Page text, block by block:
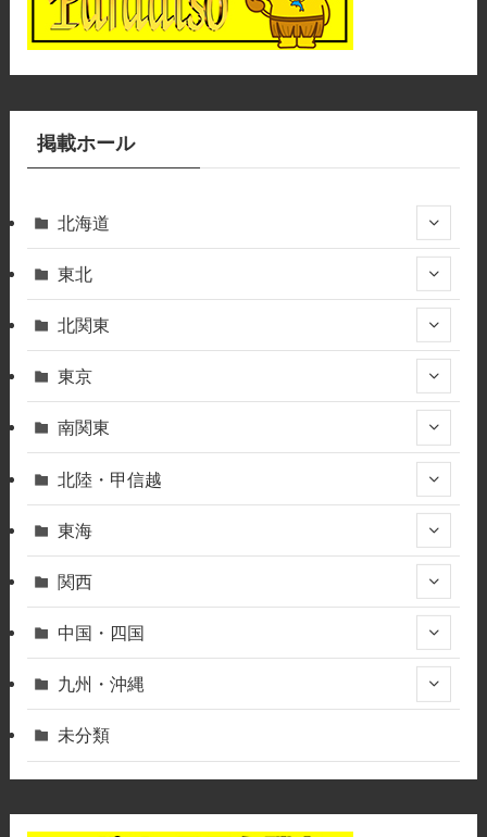
掲載ホール
北海道
東北
北関東
東京
南関東
北陸・甲信越
東海
関西
中国・四国
九州・沖縄
未分類